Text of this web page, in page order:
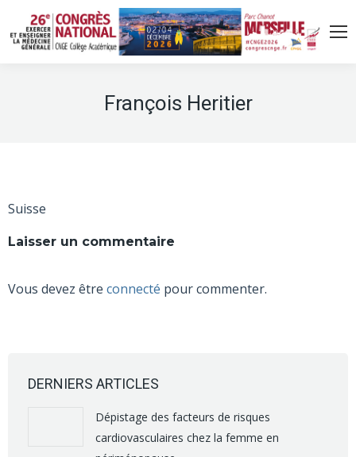
François Heritier
Suisse
Laisser un commentaire
Vous devez être connecté pour commenter.
DERNIERS ARTICLES
Dépistage des facteurs de risques
cardiovasculaires chez la femme en